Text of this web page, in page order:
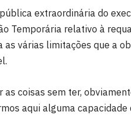
extraordinária do
Temporária relativo à
as várias limitações que a
as coisas sem ter,
aqui alguma